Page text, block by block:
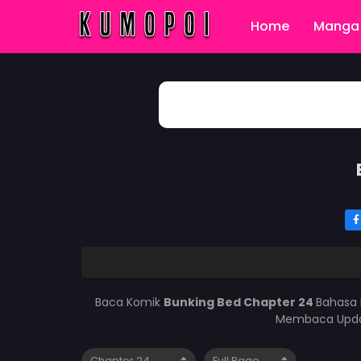
Home
Baca Komik Bunking Bed Chapter 24 Bahasa
Membaca